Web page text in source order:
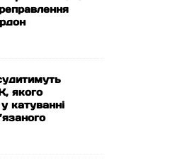
якого
катуванні